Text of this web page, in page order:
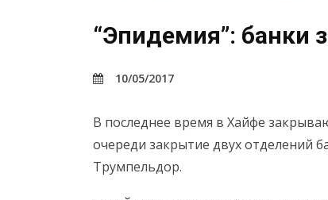
“Эпидемия”: банки
10/05/2017
В последнее время в Хайфе
очереди закрытие двух отделений
Трумпельдор.